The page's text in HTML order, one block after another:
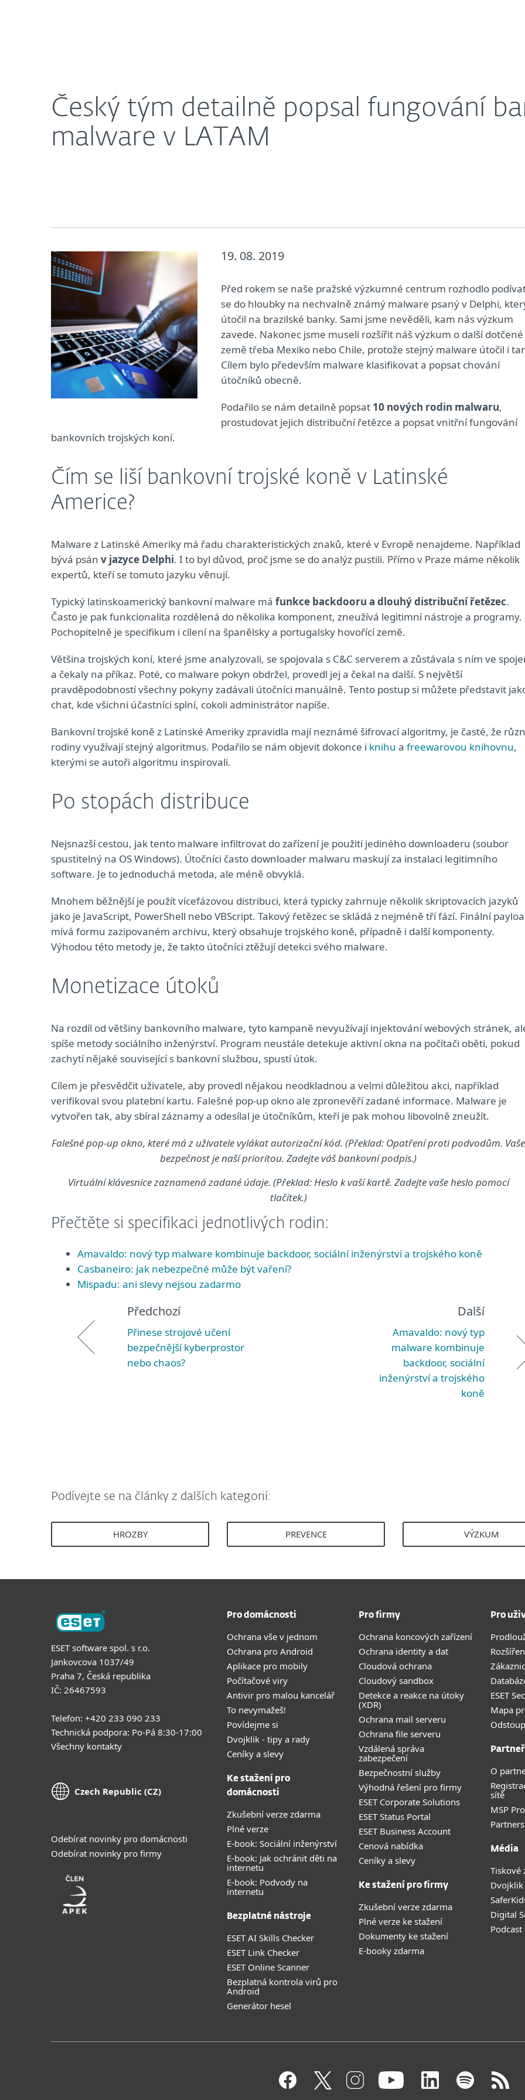
Český tým detailně popsal fungování
malware v LATAM
19. 08. 2019
Před rokem se naše pražské výzkumné centrum rozhodlo
se do hloubky na nechvalně známý malware psaný v Delphi,
útočil na brazilské banky. Sami jsme nevěděli, kam nás výzkum
zavede. Nakonec jsme museli rozšířit náš výzkum o další dotčené
země třeba Mexiko nebo Chile, protože stejný malware útočil i
Cílem bylo především malware klasifikovat a popsat chování
útočníků obecně.
Podařilo se nám detailně popsat 10 nových rodin malwaru,
prostudovat jejich distribuční řetězce a popsat vnitřní fungování
bankovních trojských koní.
Čím se liší bankovní trojské koně v Latinské
Americe?
Malware z Latinské Ameriky má řadu charakteristických znaků, které v Evropě nenajdeme. Například
bývá psán v jazyce Delphi. I to byl důvod, proč jsme se do analýz pustili. Přímo v Praze máme několik
expertů, kteří se tomuto jazyku věnují.
Typický latinskoamerický bankovní malware má funkce backdooru a dlouhý distribuční řetězec.
Často je pak funkcionalita rozdělená do několika komponent, zneužívá legitimní nástroje a programy.
Pochopitelně je specifikum i cílení na španělsky a portugalsky hovořící země.
Většina trojských koní, které jsme analyzovali, se spojovala s C&C serverem a zůstávala s ním ve
a čekaly na příkaz. Poté, co malware pokyn obdržel, provedl jej a čekal na další. S největší
pravděpodobností všechny pokyny zadávali útočníci manuálně. Tento postup si můžete představit
chat, kde všichni účastníci splní, cokoli administrátor napíše.
Bankovní trojské koně z Latinské Ameriky zpravidla mají neznámé šifrovací algoritmy, je časté, že
rodiny využívají stejný algoritmus. Podařilo se nám objevit dokonce i knihu a freewarovou knihovnu,
kterými se autoři algoritmu inspirovali.
Po stopách distribuce
Nejsnazší cestou, jak tento malware infiltrovat do zařízení je použití jediného downloaderu (soubor
spustitelný na OS Windows). Útočníci často downloader malwaru maskují za instalaci legitimního
software. Je to jednoduchá metoda, ale méně obvyklá.
Mnohem běžnější je použít vícefázovou distribuci, která typicky zahrnuje několik skriptovacích jazyků
jako je JavaScript, PowerShell nebo VBScript. Takový řetězec se skládá z nejméně tří fází. Finální
mívá formu zazipovaném archivu, který obsahuje trojského koně, případně i další komponenty.
Výhodou této metody je, že takto útočníci ztěžují detekci svého malware.
Monetizace útoků
Na rozdíl od většiny bankovního malware, tyto kampaně nevyužívají injektování webových stránek,
spíše metody sociálního inženýrství. Program neustále detekuje aktivní okna na počítači oběti, pokud
zachytí nějaké související s bankovní službou, spustí útok.
Cílem je přesvědčit uživatele, aby provedl nějakou neodkladnou a velmi důležitou akci, například
verifikoval svou platební kartu. Falešné pop-up okno ale zpronevěří zadané informace. Malware je
vytvořen tak, aby sbíral záznamy a odesílal je útočníkům, kteří je pak mohou libovolně zneužít.
Falešné pop-up okno, které má z uživatele vylákat autorizační kód. (Překlad: Opatření proti podvodům. Vaše
bezpečnost je naší prioritou. Zadejte váš bankovní podpis.)
Virtuální klávesnice zaznamená zadané údaje. (Překlad: Heslo k vaší kartě. Zadejte vaše heslo pomocí
tlačítek.)
Přečtěte si specifikaci jednotlivých rodin:
Amavaldo: nový typ malware kombinuje backdoor, sociální inženýrství a trojského koně
Casbaneiro: jak nebezpečné může být vaření?
Mispadu: ani slevy nejsou zadarmo
Předchozí
Přinese strojové učení
bezpečnější kyberprostor
nebo chaos?
Další
Amavaldo: nový typ
malware kombinuje
backdoor, sociální
inženýrství a trojského
koně
Podívejte se na články z dalších kategorií:
HROZBY PREVENCE VÝZKUM
ESET software spol. s r.o.
Jankovcova 1037/49
Praha 7, Česká republika
IČ: 26467593
Telefon: +420 233 090 233
Technická podpora: Po-Pá 8:30-17:00
Všechny kontakty
Czech Republic (CZ)
Odebírat novinky pro domácnosti
Odebírat novinky pro firmy
Pro domácnosti
Ochrana vše v jednom
Ochrana pro Android
Aplikace pro mobily
Počítačové viry
Antivir pro malou kancelář
To nevymažeš!
Povídejme si
Dvojklik - tipy a rady
Ceníky a slevy
Ke stažení pro
domácnosti
Zkušební verze zdarma
Plné verze
E-book: Sociální inženýrství
E-book: Jak ochránit děti na
internetu
E-book: Podvody na
internetu
Bezplatné nástroje
ESET AI Skills Checker
ESET Link Checker
ESET Online Scanner
Bezplatná kontrola virů pro
Android
Generátor hesel
Pro firmy
Ochrana koncových zařízení
Ochrana identity a dat
Cloudová ochrana
Cloudový sandbox
Detekce a reakce na útoky
(XDR)
Ochrana mail serveru
Ochrana file serveru
Vzdálená správa
zabezpečení
Bezpečnostní služby
Výhodná řešení pro firmy
ESET Corporate Solutions
ESET Status Portal
ESET Business Account
Cenová nabídka
Ceníky a slevy
Ke stažení pro firmy
Zkušební verze zdarma
Plné verze ke stažení
Dokumenty ke stažení
E-booky zdarma
Pro
ESET
Mapa
O
sítě
MSP
Média
Tiskové
Dvojklik
Digital
Podcast